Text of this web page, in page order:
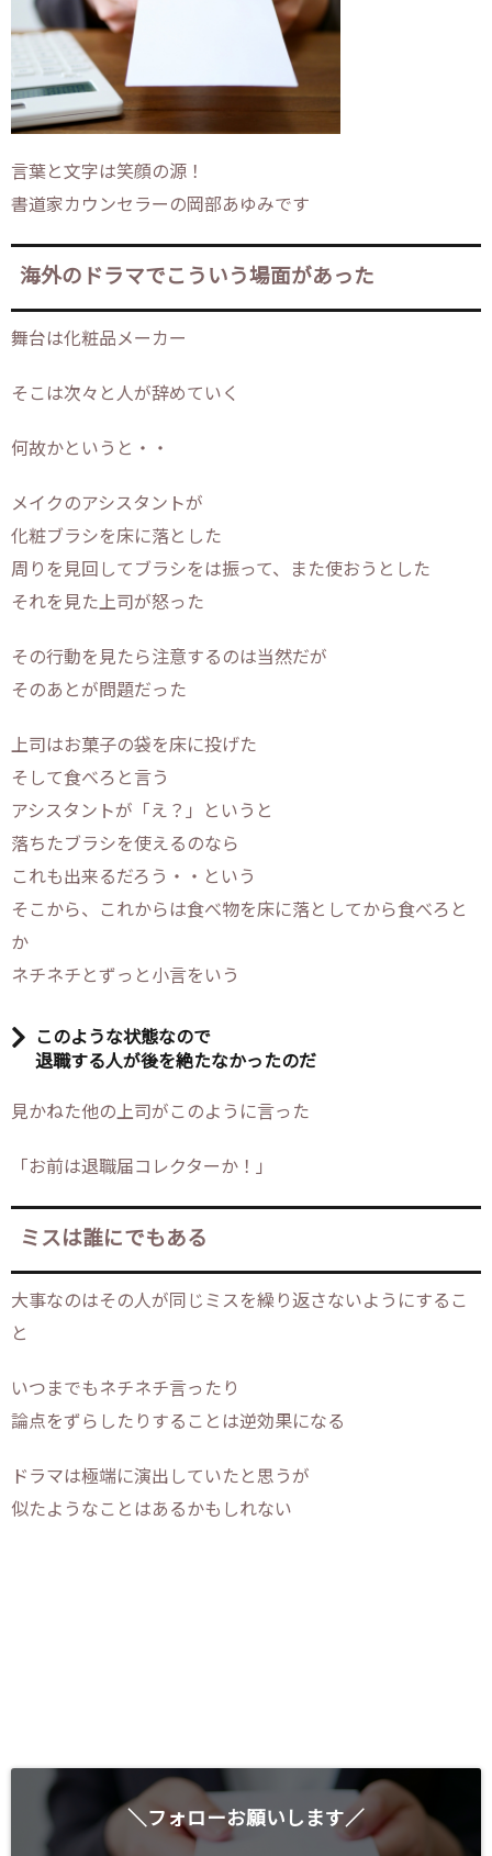
言葉と文字は笑顔の源！
書道家カウンセラーの岡部あゆみです
海外のドラマでこういう場面があった
舞台は化粧品メーカー
そこは次々と人が辞めていく
何故かというと・・
メイクのアシスタントが
化粧ブラシを床に落とした
周りを見回してブラシをは振って、また使おうとした
それを見た上司が怒った
その行動を見たら注意するのは当然だが
そのあとが問題だった
上司はお菓子の袋を床に投げた
そして食べろと言う
アシスタントが「え？」というと
落ちたブラシを使えるのなら
これも出来るだろう・・という
そこから、これからは食べ物を床に落としてから食べろと
か
ネチネチとずっと小言をいう
このような状態なので
退職する人が後を絶たなかったのだ
見かねた他の上司がこのように言った
「お前は退職届コレクターか！」
ミスは誰にでもある
大事なのはその人が同じミスを繰り返さないようにするこ
と
いつまでもネチネチ言ったり
論点をずらしたりすることは逆効果になる
ドラマは極端に演出していたと思うが
似たようなことはあるかもしれない
＼フォローお願いします／